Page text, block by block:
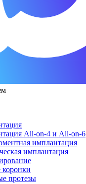
All-on-4 и All-on-6
имплантация
имплантация
протезы